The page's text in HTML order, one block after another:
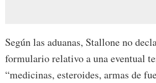
Según las aduanas, Stallone no
formulario relativo a una eventual
“medicinas, esteroides, armas de